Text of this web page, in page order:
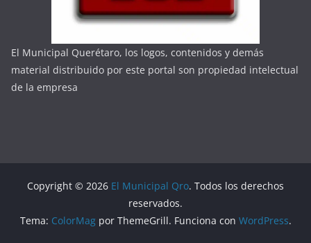
El Municipal Querétaro, los logos, contenidos y demás
material distribuido por este portal son propiedad intelectual
de la empresa
Copyright © 2026 El Municipal Qro. Todos los derechos
reservados.
Tema: ColorMagpor ThemeGrill. Funciona con WordPress.